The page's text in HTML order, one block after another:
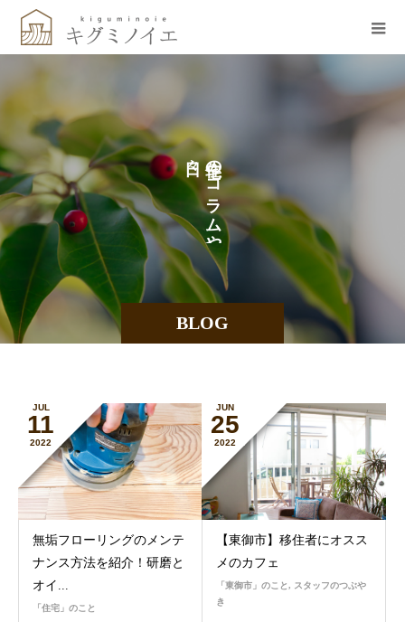
BLOG
の
コ
ラ
ム
や
の
JUL
11
2022
無垢フローリングのメンテ
ナンス方法を紹介！研磨と
オイ...
「住宅」のこと
JUN
25
2022
【東御市】移住者にオスス
メのカフェ
「東御市」のこと, スタッフのつぶや
き